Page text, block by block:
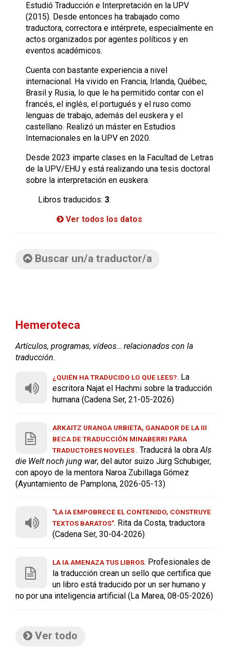
Estudió Traducción e Interpretación en la UPV
(2015). Desde entonces ha trabajado como
traductora, correctora e intérprete, especialmente en
actos organizados por agentes políticos y en
eventos académicos.
Cuenta con bastante experiencia a nivel
internacional. Ha vivido en Francia, Irlanda, Québec,
Brasil y Rusia, lo que le ha permitido contar con el
francés, el inglés, el portugués y el ruso como
lenguas de trabajo, además del euskera y el
castellano. Realizó un máster en Estudios
Internacionales en la UPV en 2020.
Desde 2023 imparte clases en la Facultad de Letras
de la UPV/EHU y está realizando una tesis doctoral
sobre la interpretación en euskera.
Libros traducidos: 3.
Ver todos los datos
Buscar un/a traductor/a
Hemeroteca
Artículos, programas, vídeos… relacionados con la
traducción.
¿QUIÉN HA TRADUCIDO LO QUE LEES?. La
escritora Najat el Hachmi sobre la traducción
humana (Cadena Ser, 21-05-2026)
ARKAITZ URANGA URBIETA, GANADOR DE LA III
BECA DE TRADUCCIÓN MINABERRI PARA
TRADUCTORES NOVELES. Traducirá la obraAls
die Welt noch jung war, del autor suizo Jürg Schubiger,
con apoyo de la mentora Naroa Zubillaga Gómez
(Ayuntamiento de Pamplona, 2026-05-13)
"LA IA EMPOBRECE EL CONTENIDO, CONSTRUYE
TEXTOS BARATOS". Rita da Costa, traductora
(Cadena Ser, 30-04-2026)
LA IA AMENAZA TUS LIBROS. Profesionales de
la traducción crean un sello que certifica que
un libro está traducido por un ser humano y
no por una inteligencia artificial (La Marea, 08-05-2026)
Ver todo